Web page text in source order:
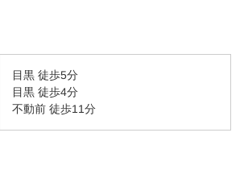
目黒 徒歩5分
目黒 徒歩4分
不動前 徒歩11分